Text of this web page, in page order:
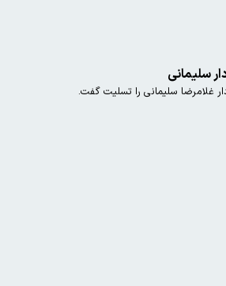
سلیمانی
غلامرضا سلیمانی را تسلیت گفت.